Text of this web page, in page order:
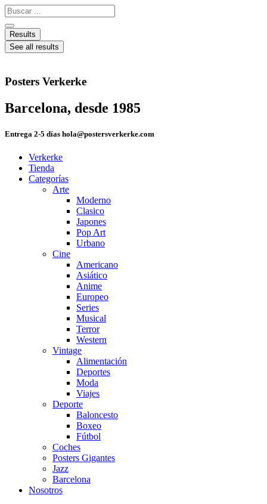
Ir
al
contenido
Search
...
Results
See all results
Posters Verkerke
Barcelona, desde 1985
Entrega 2-5 días hola@postersverkerke.com
Verkerke
Tienda
Categorías
Arte
Moderno
Clasico
Japones
Pop Art
Urbano
Cine
Americano
Asiático
Anime
Europeo
Series
Musical
Terror
Western
Vintage
Alimentación
Deportes
Moda
Viajes
Deporte
Baloncesto
Boxeo
Fútbol
Coches
Posters Gigantes
Jazz
Barcelona
Nosotros